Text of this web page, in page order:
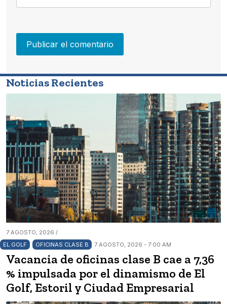
Noticias Recientes
7 AGOSTO, 2026 /
EL GOLF
OFICINAS CLASE B 7 AGOSTO, 2026 - 7:00 AM
Vacancia de oficinas clase B cae a 7,36
% impulsada por el dinamismo de El
Golf, Estoril y Ciudad Empresarial